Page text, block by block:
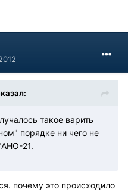
такое варить
порядке ни чего не
21.
почему это происходило